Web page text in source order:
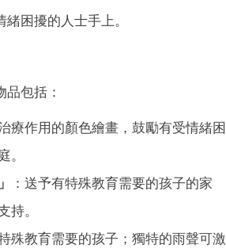
緒困擾的人士手上 。
品包括 ：
療作用的顏色繪畫，鼓勵有受情緒困
。
：送予有特殊教育需要的孩子的家
持。
殊教育需要的孩子；獨特的雨聲可激